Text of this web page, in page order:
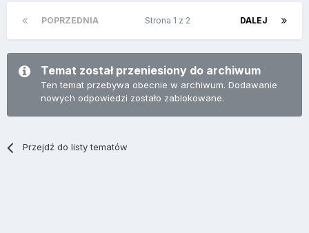
POPRZEDNIA DALEJ
Strona 1 z 2
Temat został przeniesiony do archiwum
Ten temat przebywa obecnie w archiwum. Dodawanie
nowych odpowiedzi zostało zablokowane.
Przejdź do listy tematów